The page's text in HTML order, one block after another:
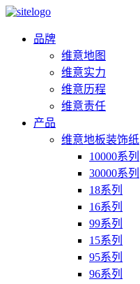
品牌
维意地图
维意实力
维意历程
维意责任
产品
维意地板装饰纸
10000系列
30000系列
18系列
16系列
99系列
15系列
95系列
96系列